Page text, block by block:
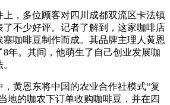
，多位顾客对四川成都双流区卡法镇
了不少好评。记者了解到，这家咖啡店
咖啡豆制作而成。其品牌主理人黄恩
年。其间，他萌生了自己创业发展咖
恩东将中国的农业合作社模式“复
地的咖农下订单收购咖啡豆，并在四